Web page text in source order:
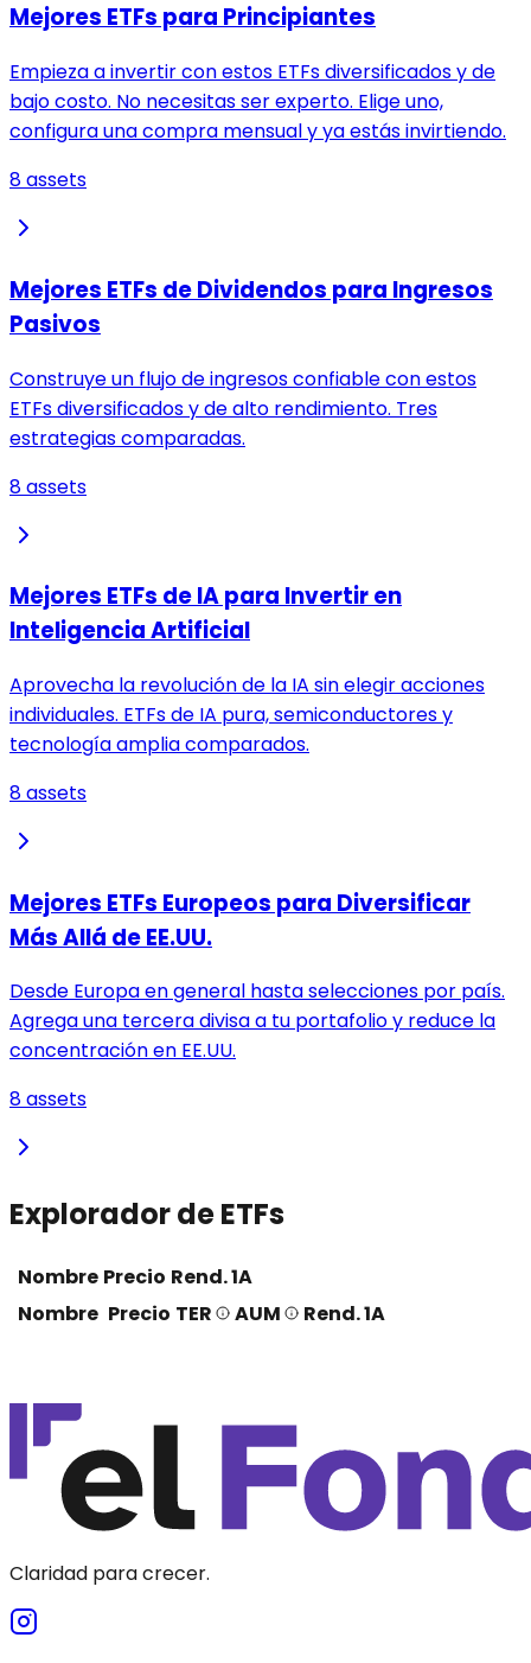
Mejores ETFs para Principiantes
Empieza a invertir con estos ETFs diversificados y de
bajo costo. No necesitas ser experto. Elige uno,
configura una compra mensual y ya estás invirtiendo.
8assets
Mejores ETFs de Dividendos para Ingresos
Pasivos
Construye un flujo de ingresos confiable con estos
ETFs diversificados y de alto rendimiento. Tres
estrategias comparadas.
8assets
Mejores ETFs de IA para Invertir en
Inteligencia Artificial
Aprovecha la revolución de la IA sin elegir acciones
individuales. ETFs de IA pura, semiconductores y
tecnología amplia comparados.
8assets
Mejores ETFs Europeos para Diversificar
Más Allá de EE.UU.
Desde Europa en general hasta selecciones por país.
Agrega una tercera divisa a tu portafolio y reduce la
concentración en EE.UU.
8assets
Explorador de ETFs
Nombre Precio Rend. 1A
Nombre Precio TER AUM Rend. 1A
Claridad para crecer.